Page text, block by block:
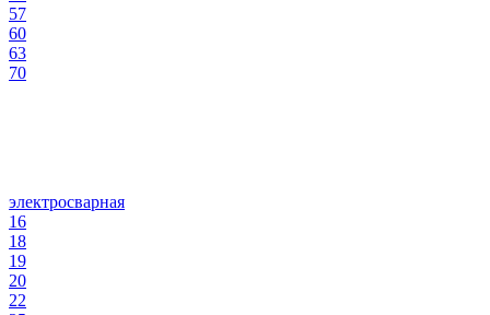
57
60
63
70
электросварная
16
18
19
20
22